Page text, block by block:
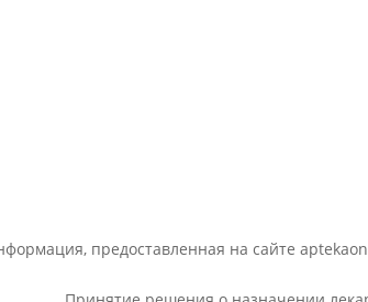
предоставленная на сайте